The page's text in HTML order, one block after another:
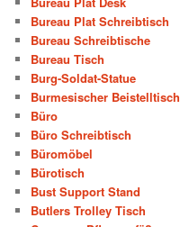
Bureau Plat Schreibtisch
Bureau Schreibtische
Bureau Tisch
Burg-Soldat-Statue
Burmesischer Beistelltisch
Büro
Büro Schreibtisch
Büromöbel
Bürotisch
Bust Support Stand
Butlers Trolley Tisch